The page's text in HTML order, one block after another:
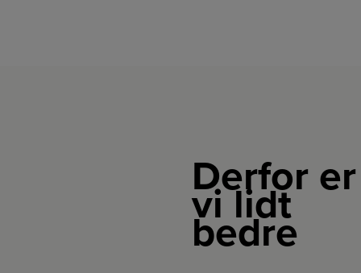
Derfor er
vi lidt
bedre